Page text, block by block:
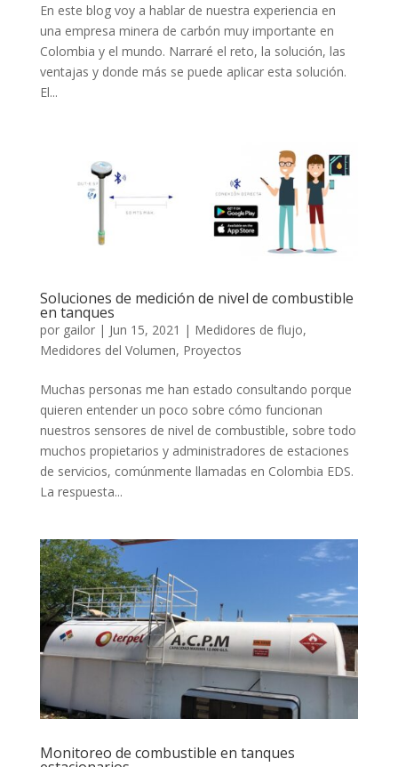
En este blog voy a hablar de nuestra experiencia en
una empresa minera de carbón muy importante en
Colombia y el mundo. Narraré el reto, la solución, las
ventajas y donde más se puede aplicar esta solución.
El...
Soluciones de medición de nivel de combustible
en tanques
por gailor| Jun 15, 2021 | Medidores de flujo,
Medidores del Volumen, Proyectos
Muchas personas me han estado consultando porque
quieren entender un poco sobre cómo funcionan
nuestros sensores de nivel de combustible, sobre todo
muchos propietarios y administradores de estaciones
de servicios, comúnmente llamadas en Colombia EDS.
La respuesta...
Monitoreo de combustible en tanques